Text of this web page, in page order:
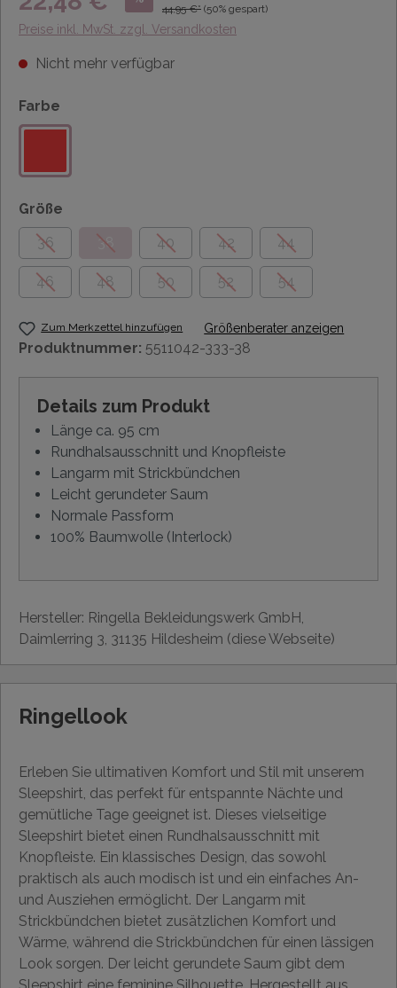
44,95 €* (50% gespart)
Preise inkl. MwSt. zzgl. Versandkosten
Nicht mehr verfügbar
Farbe
Größe
36
38 40 42 44
46 48 50 52 54
Zum Merkzettel hinzufügen Größenberater anzeigen
Produktnummer: 5511042-333-38
Details zum Produkt
Länge ca. 95 cm
Rundhalsausschnitt und Knopfleiste
Langarm mit Strickbündchen
Leicht gerundeter Saum
Normale Passform
100% Baumwolle (Interlock)
Hersteller: Ringella Bekleidungswerk GmbH,
Daimlerring 3, 31135 Hildesheim (diese Webseite)
Ringellook
Erleben Sie ultimativen Komfort und Stil mit unserem
Sleepshirt, das perfekt für entspannte Nächte und
gemütliche Tage geeignet ist. Dieses vielseitige
Sleepshirt bietet einen Rundhalsausschnitt mit
Knopfleiste. Ein klassisches Design, das sowohl
praktisch als auch modisch ist und ein einfaches An-
und Ausziehen ermöglicht. Der Langarm mit
Strickbündchen bietet zusätzlichen Komfort und
Wärme, während die Strickbündchen für einen lässigen
Look sorgen. Der leicht gerundete Saum gibt dem